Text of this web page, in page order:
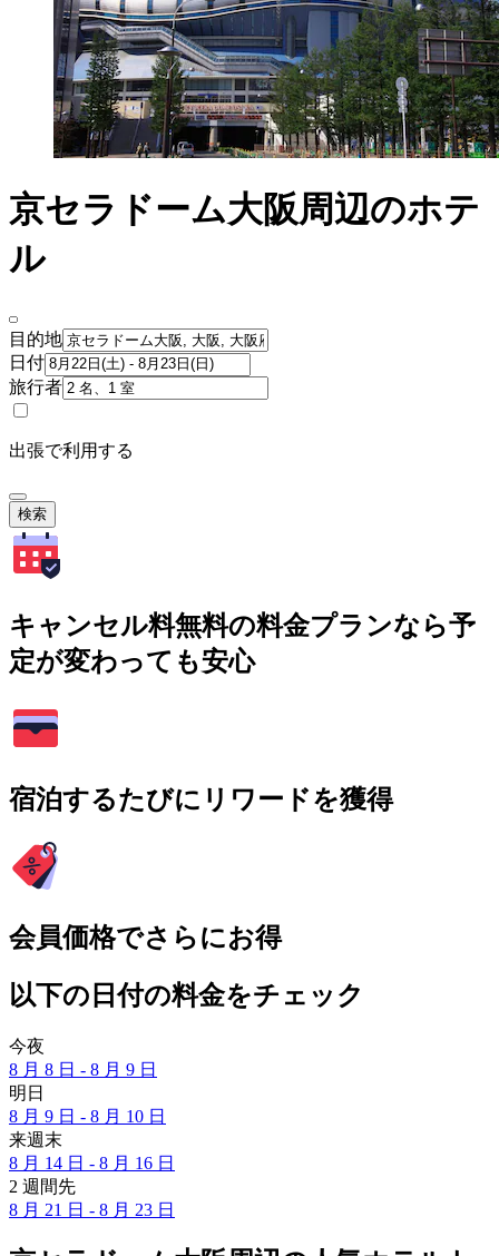
京セラドーム大阪周辺のホテ
ル
目的地
日付
旅行者
出張で利用する
検索
キャンセル料無料の料金プランなら予
定が変わっても安心
宿泊するたびにリワードを獲得
会員価格でさらにお得
以下の日付の料金をチェック
今夜
8 月 8 日 - 8 月 9 日
明日
8 月 9 日 - 8 月 10 日
来週末
8 月 14 日 - 8 月 16 日
2 週間先
8 月 21 日 - 8 月 23 日